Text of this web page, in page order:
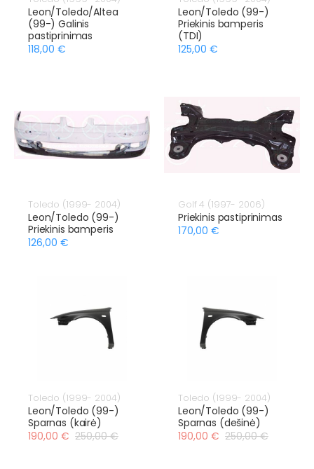
Leon/Toledo/Altea
(99-) Galinis
pastiprinimas
118,00 €
Leon/Toledo (99-)
Priekinis bamperis
(TDI)
125,00 €
Toledo (1999- 2004)
Leon/Toledo (99-)
Priekinis bamperis
126,00 €
Golf 4 (1997- 2006)
Priekinis pastiprinimas
170,00 €
Toledo (1999- 2004)
Leon/Toledo (99-)
Sparnas (kairė)
190,00 € 250,00 €
Toledo (1999- 2004)
Leon/Toledo (99-)
Sparnas (dešinė)
190,00 € 250,00 €